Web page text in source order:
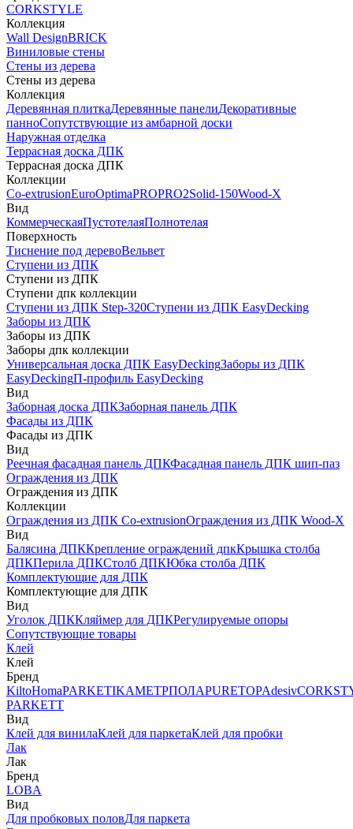
CORKSTYLE
Коллекция
Wall DesignBRICK
Виниловые стены
Стены из дерева
Стены из дерева
Коллекция
Деревянная плиткаДеревянные панелиДекоративные
панноСопутствующие из амбарной доски
Наружная отделка
Террасная доска ДПК
Террасная доска ДПК
Коллекции
Co-extrusionEuroOptimaPROPRO2Solid-150Wood-X
Вид
КоммерческаяПустотелаяПолнотелая
Поверхность
Тиснение под деревоВельвет
Ступени из ДПК
Ступени из ДПК
Ступени дпк коллекции
Ступени из ДПК Step-320Ступени из ДПК EasyDecking
Заборы из ДПК
Заборы из ДПК
Заборы дпк коллекции
Универсальная доска ДПК EasyDeckingЗаборы из ДПК
EasyDeckingП-профиль EasyDecking
Вид
Заборная доска ДПКЗаборная панель ДПК
Фасады из ДПК
Фасады из ДПК
Вид
Реечная фасадная панель ДПКФасадная панель ДПК шип-паз
Ограждения из ДПК
Ограждения из ДПК
Коллекции
Ограждения из ДПК Co-extrusionОграждения из ДПК Wood-X
Вид
Балясина ДПККрепление ограждений дпкКрышка столба
ДПКПерила ДПКСтолб ДПКЮбка столба ДПК
Комплектующие для ДПК
Комплектующие для ДПК
Вид
Уголок ДПККляймер для ДПКРегулируемые опоры
Сопутствующие товары
Клей
Клей
Бренд
KiltoHomaPARKETIKAМЕТРПОЛАPURETOPAdesiv
PARKETT
Вид
Клей для винилаКлей для паркетаКлей для пробки
Лак
Лак
Бренд
LOBA
Вид
Для пробковых половДля паркета